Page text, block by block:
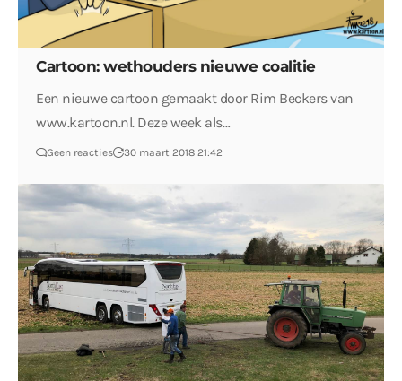
Cartoon: wethouders nieuwe coalitie
Een nieuwe cartoon gemaakt door Rim Beckers van
www.kartoon.nl. Deze week als…
Geen reacties 30 maart 2018 21:42